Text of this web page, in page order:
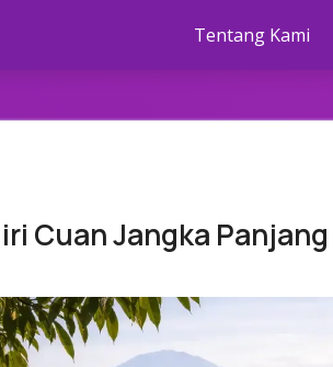
Tentang Kami
Cuan Jangka Panjang